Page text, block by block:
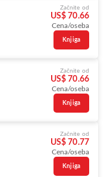
Začnite od
US$ 70.66
Cena/oseba
Knjiga
Začnite od
US$ 70.66
Cena/oseba
Knjiga
Začnite od
US$ 70.77
Cena/oseba
Knjiga